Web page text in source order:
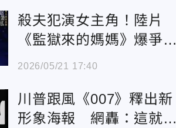
殺夫犯演女主角！陸片
《監獄來的媽媽》爆爭
議 5/30上映喊卡
2026/05/21 17:40
川普跟風《007》釋出新
形象海報 網轟：這就是